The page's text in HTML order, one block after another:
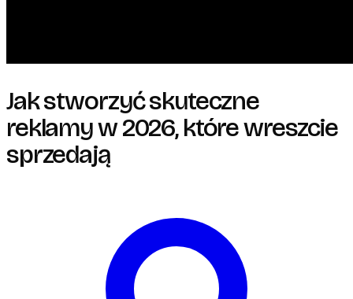
Jak stworzyć skuteczne
reklamy w 2026, które wreszcie
sprzedają